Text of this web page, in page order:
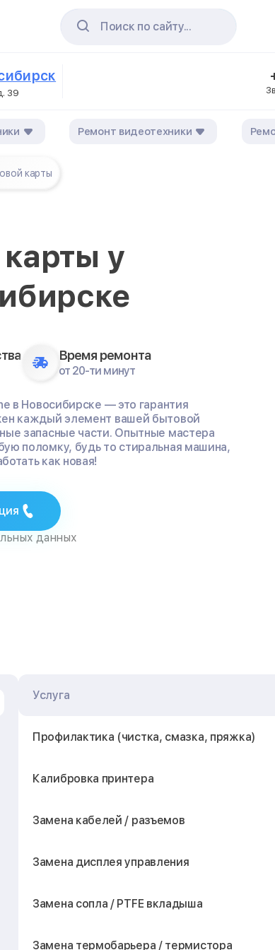
Поиск по сайту...
39
Ремонт видеотехники
карты
у
Время ремонта
от 20-ти минут
в Новосибирске — это гарантия
каждый элемент вашей бытовой
запасные части. Опытные мастера
поломку, будь то стиральная машина,
как новая!
данных
Услуга
Профилактика (чистка, смазка, пряжка)
Калибровка принтера
Замена кабелей / разъемов
Замена дисплея управления
Замена сопла / PTFE вкладыша
Замена термобарьера / термистора